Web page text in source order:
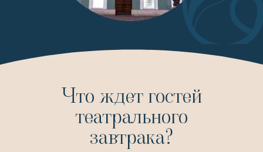
Что ждет гостей
театрального
завтрака?